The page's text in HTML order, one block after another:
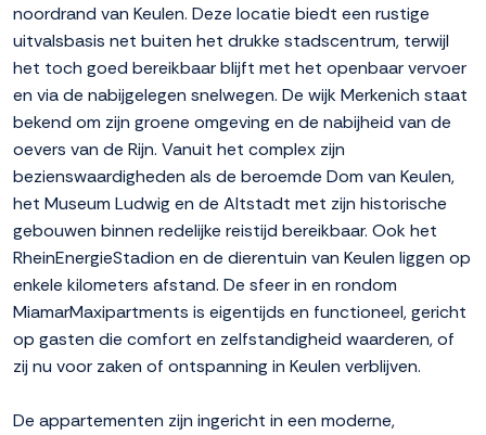
noordrand van Keulen. Deze locatie biedt een rustige
uitvalsbasis net buiten het drukke stadscentrum, terwijl
het toch goed bereikbaar blijft met het openbaar vervoer
en via de nabijgelegen snelwegen. De wijk Merkenich staat
bekend om zijn groene omgeving en de nabijheid van de
oevers van de Rijn. Vanuit het complex zijn
bezienswaardigheden als de beroemde Dom van Keulen,
het Museum Ludwig en de Altstadt met zijn historische
gebouwen binnen redelijke reistijd bereikbaar. Ook het
RheinEnergieStadion en de dierentuin van Keulen liggen op
enkele kilometers afstand. De sfeer in en rondom
MiamarMaxipartments is eigentijds en functioneel, gericht
op gasten die comfort en zelfstandigheid waarderen, of
zij nu voor zaken of ontspanning in Keulen verblijven.
De appartementen zijn ingericht in een moderne,